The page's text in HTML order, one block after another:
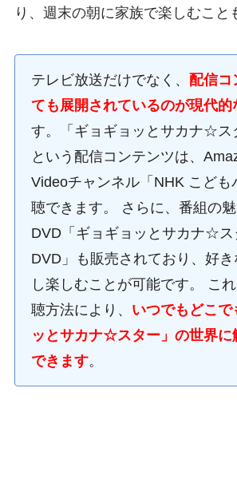
り、週末の朝に家族で楽しむこと
テレビ放送だけでなく、 配信コ
ても展開されているのが現代的
す。「ギョギョッとサカナ☆ス
という配信コンテンツは、
Videoチャンネル「NHK こども
聴できます。 さらに、番組の
DVD「ギョギョッとサカナ☆ス
DVD」も販売されており、好
し楽しむことが可能です。 こ
聴方法により、 いつでもどこで
ッとサカナ☆スター」の世界に
できます。